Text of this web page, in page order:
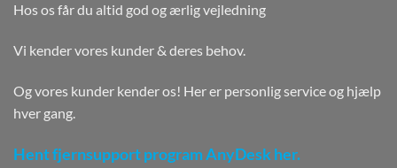
Hos os får du altid god og ærlig vejledning
Vi kender vores kunder & deres behov.
Og vores kunder kender os! Her er personlig service og hjælp
hver gang.
Hent fjernsupport program AnyDesk her.